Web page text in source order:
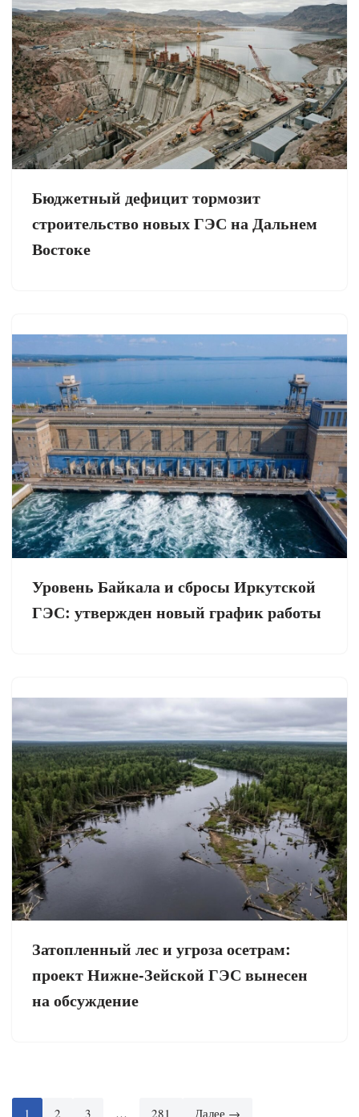
Бюджетный дефицит тормозит
строительство новых ГЭС на Дальнем
Востоке
Уровень Байкала и сбросы Иркутской
ГЭС: утвержден новый график работы
Затопленный лес и угроза осетрам:
проект Нижне-Зейской ГЭС вынесен
на обсуждение
1 2 3 … 281 Далее →